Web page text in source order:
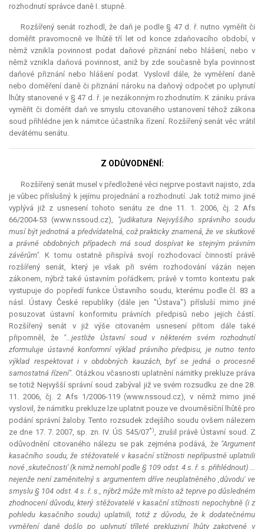
rozhodnutí správce daně I. stupně.
Rozšířený senát rozhodl, že daň je podle § 47 d. ř. nutno vyměřit či
doměřit pravomocně ve lhůtě tří let od konce zdaňovacího období, v
němž vznikla povinnost podat daňové přiznání nebo hlášení, nebo v
němž vznikla daňová povinnost, aniž by zde současně byla povinnost
daňové přiznání nebo hlášení podat. Vyslovil dále, že vyměření daně
nebo doměření daně či přiznání nároku na daňový odpočet po uplynutí
lhůty stanovené v § 47 d. ř. je nezákonným rozhodnutím. K zániku práva
vyměřit či doměřit daň ve smyslu citovaného ustanovení téhož zákona
soud přihlédne jen k námitce účastníka řízení. Rozšířený senát věc vrátil
devátému senátu.
Z ODŮVODNĚNÍ:
Rozšířený senát musel v předložené věci nejprve postavit najisto, zda
je vůbec příslušný k jejímu projednání a rozhodnutí. Jak totiž mimo jiné
vyplývá již z usnesení tohoto senátu ze dne 11. 1. 2006, čj. 2 Afs
66/2004-53 (www.nssoud.cz), "judikatura Nejvyššího správního soudu
musí být jednotná a předvídatelná, což prakticky znamená, že ve skutkově
a právně obdobných případech má soud dospívat ke stejným právním
závěrům". K tomu ostatně přispívá svojí rozhodovací činností právě
rozšířený senát, který je však při svém rozhodování vázán nejen
zákonem, nýbrž také ústavním pořádkem; právě v tomto kontextu pak
vystupuje do popředí funkce Ústavního soudu, kterému podle čl. 83 a
násl. Ústavy České republiky (dále jen "Ústava") přísluší mimo jiné
posuzovat ústavní konformitu právních předpisů nebo jejich částí.
Rozšířený senát v již výše citovaném usnesení přitom dále také
připomněl, že "...jestliže Ústavní soud v některém svém rozhodnutí
zformuluje ústavně konformní výklad právního předpisu, je nutno tento
výklad respektovat i v obdobných kauzách, byť se jedná o procesně
samostatná řízení". Otázkou včasnosti uplatnění námitky prekluze práva
se totiž Nejvyšší správní soud zabýval již ve svém rozsudku ze dne 28.
11. 2006, čj. 2 Afs 1/2006-119 (www.nssoud.cz), v němž mimo jiné
vyslovil, že námitku prekluzelze uplatnit pouze ve dvouměsíční lhůtě pro
podání správní žaloby. Tento rozsudek zdejšího soudu ovšem nálezem
ze dne 17. 7. 2007, sp. zn. IV. ÚS 545/07*), zrušil právě Ústavní soud. Z
odůvodnění citovaného nálezu se pak zejména podává, že "Argument
kasačního soudu, že stěžovatelé v kasační stížnosti nepřípustně uplatnili
nové ‚skutečnosti' (k nimž nemohl podle § 109 odst. 4 s. ř. s. přihlédnout) ...
nejenže není zaměnitelný s argumentem dříve neuplatněného ‚důvodu' ve
smyslu § 104 odst. 4 s. ř. s., nýbrž může mít místo až teprve po důsledném
zhodnocení důvodu, který stěžovatelé v kasační stížnosti nepochybně (i z
pohledu kasačního soudu) uplatnili, totiž z důvodu, že k dodatečnému
vyměření daně došlo po uplynutí tříleté prekluzivní lhůty zakotvené v